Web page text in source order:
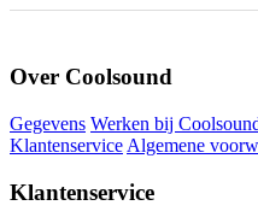
Over Coolsound
Gegevens Werken bij
Klantenservice Algemene
Klantenservice